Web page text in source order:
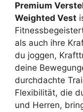
Premium
Weighted Vest
als auch ihre
du joggen,
deine
durchdachte
Flexibilität, die
und Herren,